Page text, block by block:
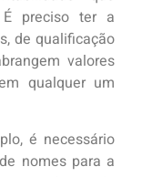
É preciso ter a
de qualificação
valores
qualquer um
é necessário
nomes para a